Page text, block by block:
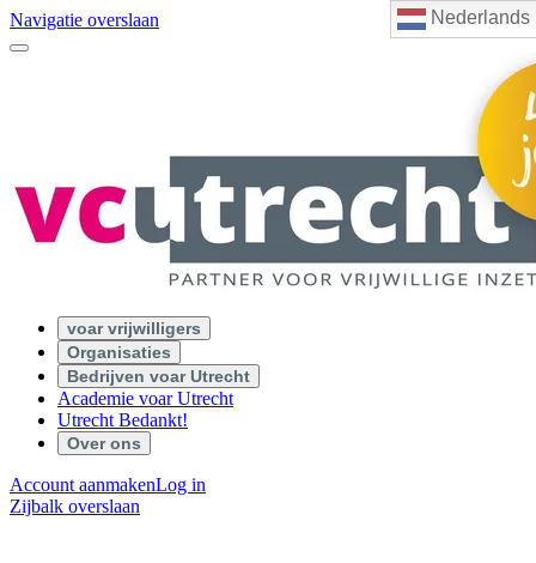
Nederlands
Navigatie overslaan
voar vrijwilligers
Organisaties
Bedrijven voar Utrecht
Academie voar Utrecht
Utrecht Bedankt!
Over ons
Account aanmakenLog in
Zijbalk overslaan